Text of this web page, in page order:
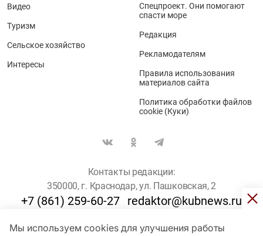
Мы используем cookies для улучшения работы
Видео
Туризм
Сельское хозяйство
Интересы
Спецпроект. Они помогают
спасти море
Редакция
Рекламодателям
Правила использования
материалов сайта
Политика обработки файлов
cookie (Куки)
Контакты редакции:
350000, г. Краснодар, ул. Пашковская, 2
+7 (861) 259-60-27 redaktor@kubnews.ru
Для пользователей старше 16 лет